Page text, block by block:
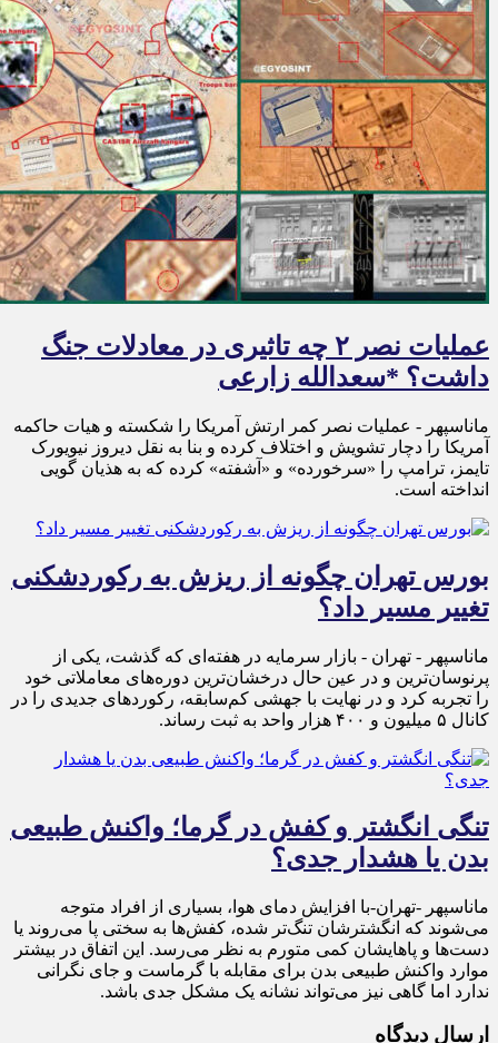
عملیات نصر ۲ چه تاثیری در معادلات جنگ
داشت؟ *سعدالله زارعی
ماناسپهر - عملیات نصر کمر ارتش آمریکا را شکسته و هیات حاکمه
آمریکا را دچار تشویش و اختلاف کرده و بنا به نقل دیروز نیویورک
تایمز، ترامپ را «سرخورده» و «آشفته» کرده که به هذیان گویی
انداخته است.
بورس تهران چگونه از ریزش به رکوردشکنی
تغییر مسیر داد؟
ماناسپهر - تهران - بازار سرمایه در هفته‌ای که گذشت، یکی از
پرنوسان‌ترین و در عین حال درخشان‌ترین دوره‌های معاملاتی خود
را تجربه کرد و در نهایت با جهشی کم‌سابقه، رکوردهای جدیدی را در
کانال ۵ میلیون و ۴۰۰ هزار واحد به ثبت رساند.
تنگی انگشتر و کفش در گرما؛ واکنش طبیعی
بدن یا هشدار جدی؟
ماناسپهر -تهران-با افزایش دمای هوا، بسیاری از افراد متوجه
می‌شوند که انگشترشان تنگ‌تر شده، کفش‌ها به سختی پا می‌روند یا
دست‌ها و پاهایشان کمی متورم به نظر می‌رسد. این اتفاق در بیشتر
موارد واکنش طبیعی بدن برای مقابله با گرماست و جای نگرانی
ندارد اما گاهی نیز می‌تواند نشانه یک مشکل جدی باشد.
ارسال دیدگاه